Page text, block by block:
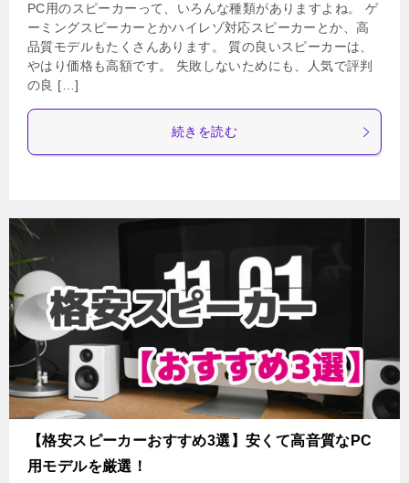
PC用のスピーカーって、いろんな種類がありますよね。 ゲ
ーミングスピーカーとかハイレゾ対応スピーカーとか、高
品質モデルもたくさんあります。 質の良いスピーカーは、
やはり価格も高額です。 失敗しないためにも、人気で評判
の良 […]
続きを読む
【格安スピーカーおすすめ3選】安くて高音質なPC
用モデルを厳選！